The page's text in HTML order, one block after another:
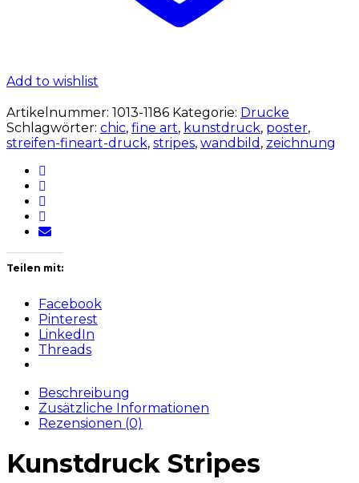
Add to wishlist
Artikelnummer: 1013-1186 Kategorie: Drucke
Schlagwörter: chic, fine art, kunstdruck, poster,
streifen-fineart-druck, stripes, wandbild , zeichnung
Teilen mit:
Facebook
Pinterest
LinkedIn
Threads
Beschreibung
Zusätzliche Informationen
Rezensionen (0)
Kunstdruck Stripes